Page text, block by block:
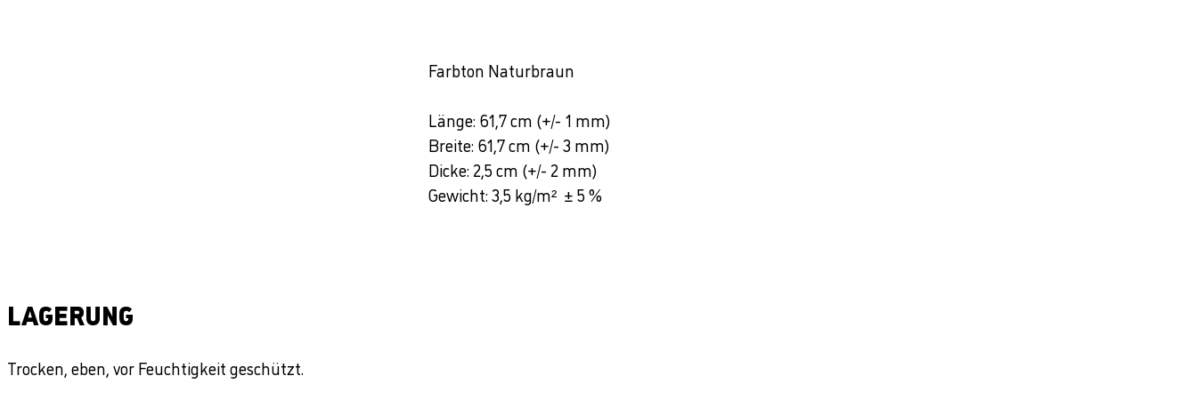
Farbton Naturbraun
Länge: 61,7 cm (+/- 1 mm)
Breite: 61,7 cm (+/- 3 mm)
Dicke: 2,5 cm (+/- 2 mm)
Gewicht: 3,5 kg/m² ± 5 %
LAGERUNG
Trocken, eben, vor Feuchtigkeit geschützt.